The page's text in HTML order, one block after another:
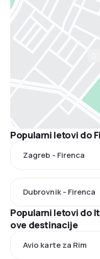
Popularni letovi do
Zagreb - Firenca
Dubrovnik - Firenca
Popularni letovi do
ove destinacije
Avio karte za Rim